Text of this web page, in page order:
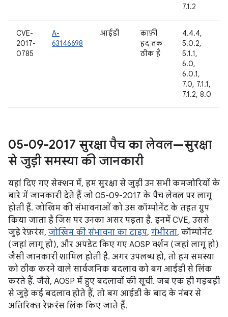
7.1.2
CVE-
2017-
0785
A-
63146698
आईडी
काफ़ी
हद तक
ठीक है
4.4.4,
5.0.2,
5.1.1,
6.0,
6.0.1,
7.0, 7.1.1,
7.1.2, 8.0
05-09-2017 सुरक्षा पैच का लेवल—सुरक्षा
से जुड़ी समस्या की जानकारी
यहां दिए गए सेक्शन में, हम सुरक्षा से जुड़ी उन सभी कमजोरियों के
बारे में जानकारी देते हैं जो 05-09-2017 के पैच लेवल पर लागू
होती हैं. जोखिम की संभावनाओं को उस कॉम्पोनेंट के तहत ग्रुप
किया जाता है जिस पर उनका असर पड़ता है. इनमें CVE, उससे
जुड़े रेफ़रंस, जोखिम की संभावना का टाइप, गंभीरता, कॉम्पोनेंट
(जहां लागू हो), और अपडेट किए गए AOSP वर्शन (जहां लागू हो)
जैसी जानकारी शामिल होती है. अगर उपलब्ध हो, तो हम समस्या
को ठीक करने वाले सार्वजनिक बदलाव को बग आईडी से लिंक
करते हैं. जैसे, AOSP में हुए बदलावों की सूची. जब एक ही गड़बड़ी
से जुड़े कई बदलाव होते हैं, तो बग आईडी के बाद के नंबर से
अतिरिक्त रेफ़रंस लिंक किए जाते हैं.